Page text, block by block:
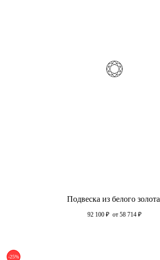
Подвеска из белого золота
92 100 ₽ от 58 714 ₽
-25%